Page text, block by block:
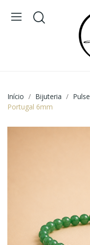
Início Bijuteria
Portugal 6mm